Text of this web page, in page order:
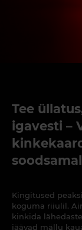
Tee
igavesti –
Kingitused
koguma riiulil.
kinkida
jäävad mällu